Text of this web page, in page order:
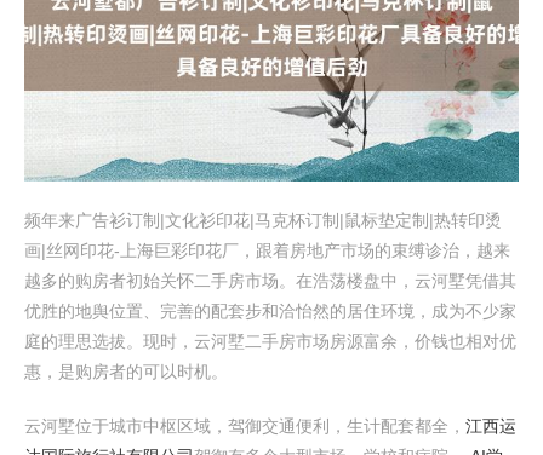
频年来广告衫订制|文化衫印花|马克杯订制|鼠标垫定制|热转印烫
画|丝网印花-上海巨彩印花厂，跟着房地产市场的束缚诊治，越来
越多的购房者初始关怀二手房市场。在浩荡楼盘中，云河墅凭借其
优胜的地舆位置、完善的配套步和洽怡然的居住环境，成为不少家
庭的理思选拔。现时，云河墅二手房市场房源富余，价钱也相对优
惠，是购房者的可以时机。
云河墅位于城市中枢区域，驾御交通便利，生计配套都全， 江西运